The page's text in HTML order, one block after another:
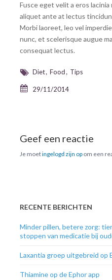
Fusce eget velit a eros
aliquet ante at lectus
Morbi laoreet, leo vel
nunc, et scelerisque augue
consequat lectus.
Diet Food Tips
29/11/2014
Geef een reactie
Je moetingelogd zijn op om een
RECENTE BERICHTEN
Minder pillen, betere zorg:
stoppen van medicatie bij
Laxantia groep uitgebreid op
Thiamine op de Ephor app